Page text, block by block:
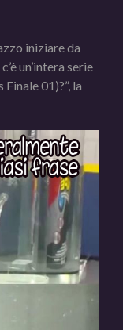
iniziare da
un’intera serie
01)?”, la